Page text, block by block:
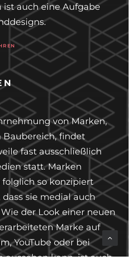
ist auch eine Aufgabe
von Marken,
Baubereich, findet
fast ausschließlich
statt. Marken
folglich so konzipiert
dass sie medial auch
der Look einer neuen
Marke auf
YouTube oder bei
aussehen kann, ist auch